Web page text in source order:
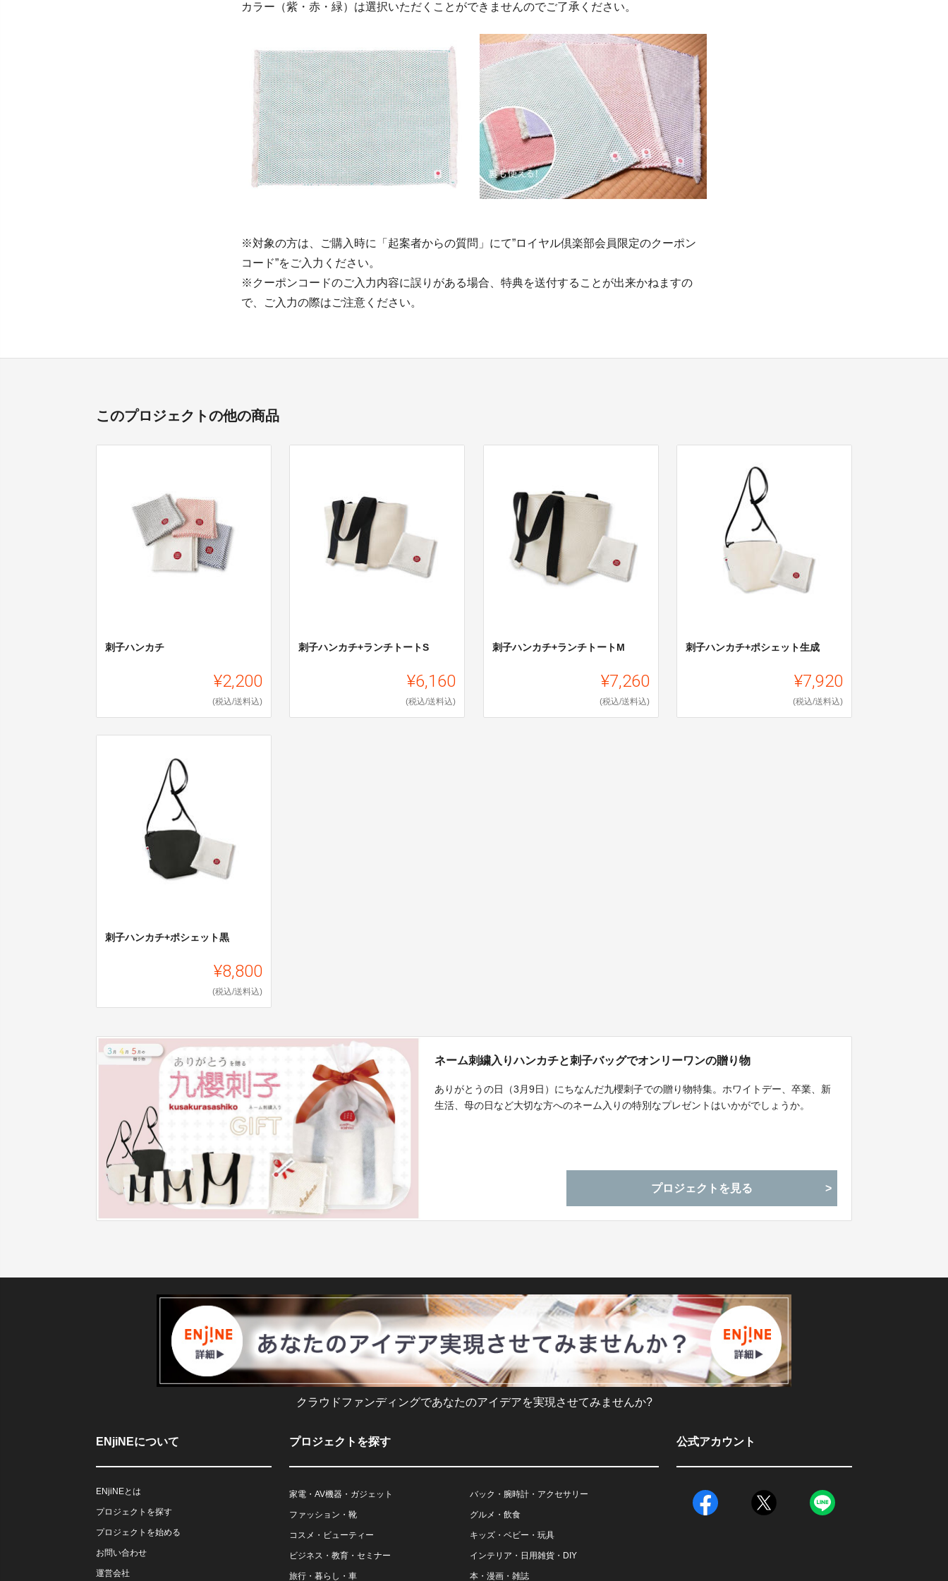
カラー（紫・赤・緑）は選択いただくことができませんのでご了承ください。
※対象の方は、ご購入時に「起案者からの質問」にて”ロイヤル倶楽部会員限定のクーポン
コード”をご入力ください。
※クーポンコードのご入力内容に誤りがある場合、特典を送付することが出来かねますの
で、ご入力の際はご注意ください。
このプロジェクトの他の商品
刺子ハンカチ
¥2,200
(税込/送料込)
刺子ハンカチ+ランチトートS
¥6,160
(税込/送料込)
刺子ハンカチ+ランチトートM
¥7,260
(税込/送料込)
刺子ハンカチ+ポシェット生成
¥7,920
(税込/送料込)
刺子ハンカチ+ポシェット黒
¥8,800
(税込/送料込)
ネーム刺繍入りハンカチと刺子バッグでオンリーワンの贈り物
ありがとうの日（3月9日）にちなんだ九櫻刺子での贈り物特集。ホワイトデー、卒業、新
生活、母の日など大切な方へのネーム入りの特別なプレゼントはいかがでしょうか。
プロジェクトを見る
クラウドファンディングであなたのアイデアを実現させてみませんか?
ENjiNEについて
ENjiNEとは
プロジェクトを探す
プロジェクトを始める
お問い合わせ
運営会社
プロジェクトを探す
家電・AV機器・ガジェット バック・腕時計・アクセサリー
ファッション・靴 グルメ・飲食
コスメ・ビューティー キッズ・ベビー・玩具
ビジネス・教育・セミナー インテリア・日用雑貨・DIY
旅行・暮らし・車 本・漫画・雑誌
公式アカウント